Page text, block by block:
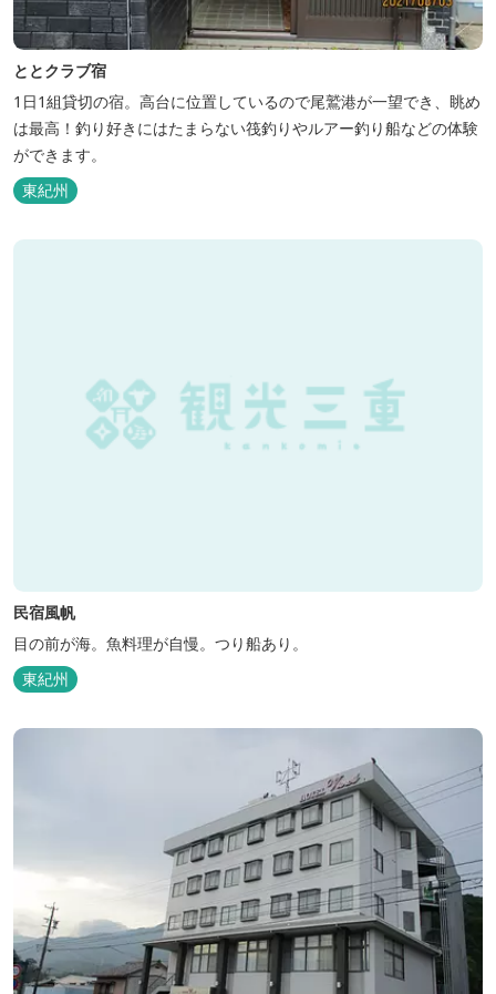
ととクラブ宿
1日1組貸切の宿。高台に位置しているので尾鷲港が一望でき、眺め
は最高！釣り好きにはたまらない筏釣りやルアー釣り船などの体験
ができます。
東紀州
民宿風帆
目の前が海。魚料理が自慢。つり船あり。
東紀州